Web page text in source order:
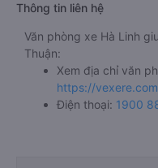
Thông tin liên hệ
Văn phòng xe Hà Linh
Thuận:
Xem địa chỉ văn
https://
Điện thoại: 1900